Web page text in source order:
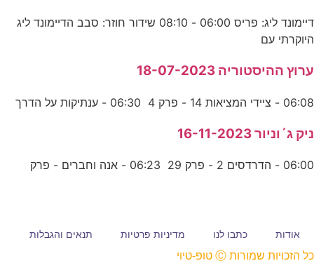
דיימונד ליג: פריס 06:00 - 08:10 שידור חוזר: סבב הדיימונד ליג
היוקרתי עם
ערוץ ההיסטוריה 18-07-2023
06:08 - ציידי המציאות 14 - פרק 4 06:30 - ענתיקות על הדרך
ניק ג´וניור 16-11-2023
06:00 - הדרדסים 2 - פרק 29 06:23 - אנה וחברים - פרק
אודות כתבו לנו מדיניות פרטיות תנאים והגבלות
כל הזכויות שמורות Ⓒ טופ-טיוי